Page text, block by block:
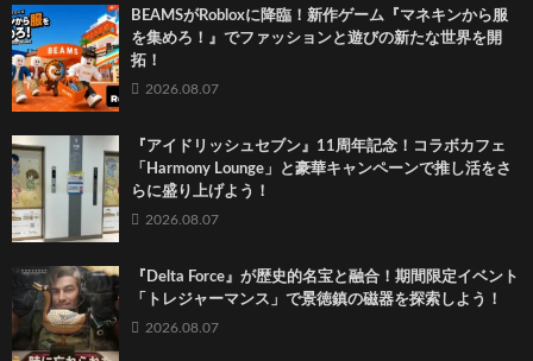
BEAMSがRobloxに降臨！新作ゲーム『マネキンから服
を集めろ！』でファッションと遊びの新たな世界を開
拓！
2026.08.07
『アイドリッシュセブン』11周年記念！コラボカフェ
「Harmony Lounge」と豪華キャンペーンで推し活をさ
らに盛り上げよう！
2026.08.07
『Delta Force』が歴史的名宝と融合！期間限定イベント
「トレジャーマンス」で景徳鎮の磁器を探索しよう！
2026.08.07